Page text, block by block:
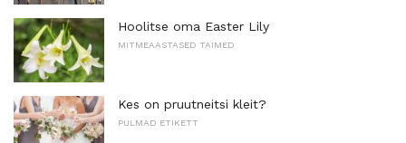
Hoolitse oma Easter Lily
MITMEAASTASED TAIMED
Kes on pruutneitsi kleit?
PULMAD ETIKETT